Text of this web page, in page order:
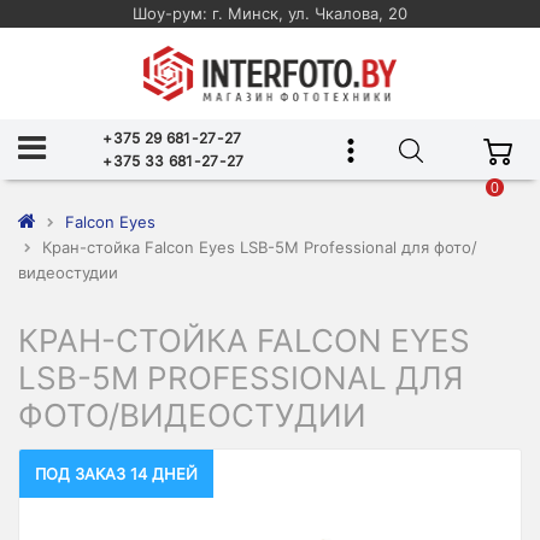
Шоу-рум: г. Минск, ул. Чкалова, 20
+375 29 681-27-27
+375 33 681-27-27
0
Falcon Eyes
Кран-стойка Falcon Eyes LSB-5M Professional для фото/
видеостудии
КРАН-СТОЙКА FALCON EYES
LSB-5M PROFESSIONAL ДЛЯ
ФОТО/ВИДЕОСТУДИИ
ПОД ЗАКАЗ 14 ДНЕЙ